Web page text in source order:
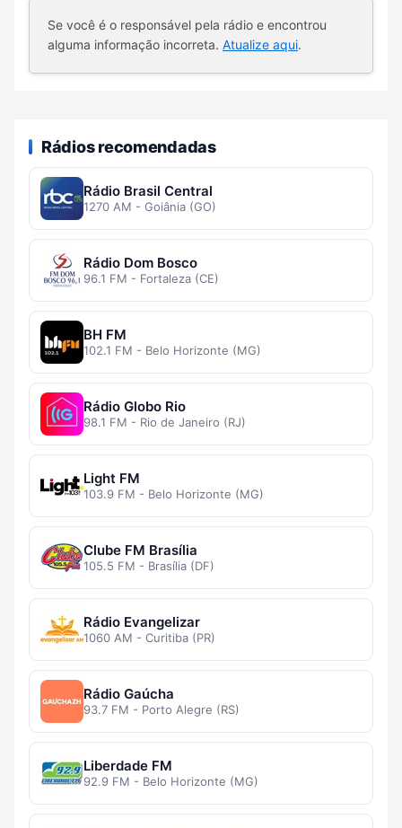
Se você é o responsável pela rádio e encontrou
alguma informação incorreta. Atualize aqui.
Rádios recomendadas
Rádio Brasil Central
1270 AM - Goiânia (GO)
Rádio Dom Bosco
96.1 FM - Fortaleza (CE)
BH FM
102.1 FM - Belo Horizonte (MG)
Rádio Globo Rio
98.1 FM - Rio de Janeiro (RJ)
Light FM
103.9 FM - Belo Horizonte (MG)
Clube FM Brasília
105.5 FM - Brasília (DF)
Rádio Evangelizar
1060 AM - Curitiba (PR)
Rádio Gaúcha
93.7 FM - Porto Alegre (RS)
Liberdade FM
92.9 FM - Belo Horizonte (MG)